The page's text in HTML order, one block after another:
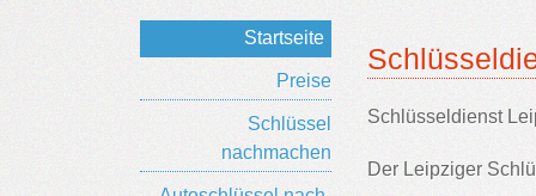
Startseite
Preise
Schlüssel
nachmachen
Schlüsseldienst
Der Leipziger